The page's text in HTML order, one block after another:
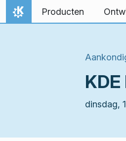
Spring naar inhoud
Thuis
Producten
dinsdag,